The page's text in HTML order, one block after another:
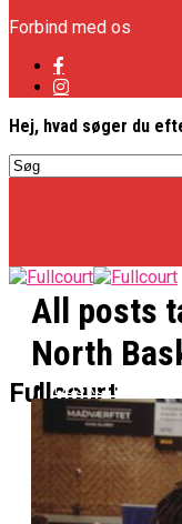
Forbind med os
Hej, hvad søger du
Fullcourt
Basketligaen
Officielt:
NBA
All posts
North